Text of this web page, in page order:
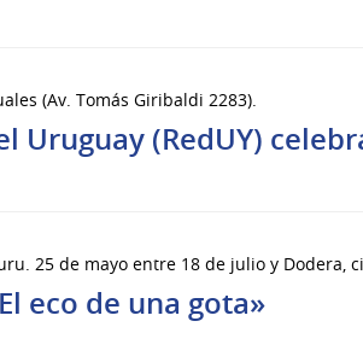
(Av. Tomás Giribaldi 2283).
Uruguay (RedUY)
25 de mayo entre 18 de julio y Dodera,
eco de una gota»